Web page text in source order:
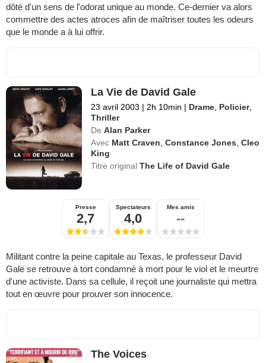
dôté d'un sens de l'odorat unique au monde. Ce-dernier va alors
commettre des actes atroces afin de maîtriser toutes les odeurs
que le monde a à lui offrir.
La Vie de David Gale
23 avril 2003 | 2h 10min | Drame Policier,
Thriller
De Alan Parker
Avec Matt Craven ,Constance Jones ,Cleo
King
Titre originalThe Life of David Gale
Presse
2,7
Spectateurs
4,0
Mes amis
--
Militant contre la peine capitale au Texas, le professeur David
Gale se retrouve à tort condamné à mort pour le viol et le meurtre
d'une activiste. Dans sa cellule, il reçoit une journaliste qui mettra
tout en œuvre pour prouver son innocence.
The Voices